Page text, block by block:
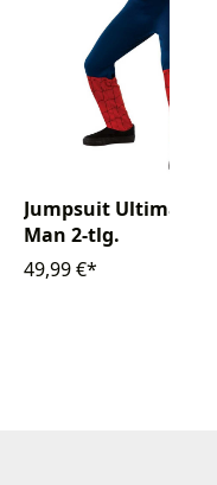
Jumpsuit Ultimate
Man 2-tlg.
49,99 €*